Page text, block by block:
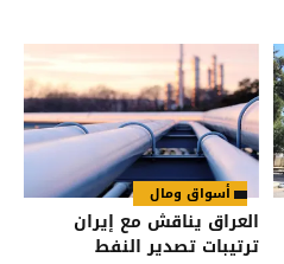
أسواق ومال
العراق يناقش مع إيران
ترتيبات تصدير النفط